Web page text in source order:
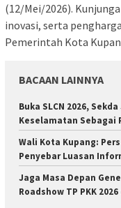
(12/Mei/2026).
inovasi, serta
Pemerintah Kota
BACAAN LAINNYA
Buka SLCN 2026,
Keselamatan Sebagai
Wali Kota Kupang:
Penyebar Luasan
Jaga Masa Depan
Roadshow TP PKK